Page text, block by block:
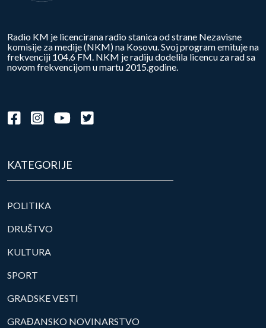
Radio KM je licencirana radio stanica od strane Nezavisne
komisije za medije (NKM) na Kosovu. Svoj program emituje na
frekvenciji 104.6 FM. NKM je radiju dodelila licencu za rad sa
novom frekvencijom u martu 2015.godine.
KATEGORIJE
POLITIKA
DRUŠTVO
KULTURA
SPORT
GRADSKE VESTI
GRAĐANSKO NOVINARSTVO